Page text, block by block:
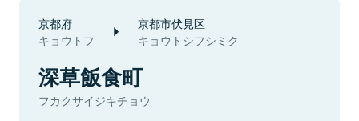
京都府
キョウトフ
京都市伏見区
キョウトシフシミク
深草飯食町
フカクサイジキチョウ